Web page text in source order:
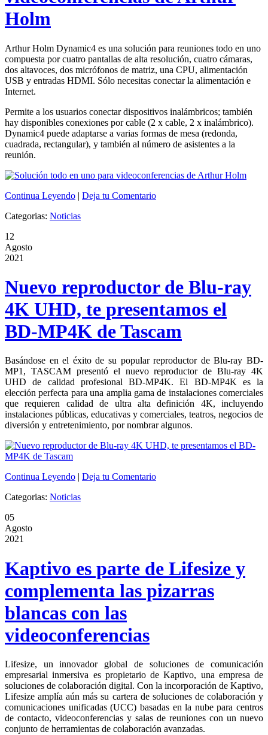
Holm
Arthur Holm Dynamic4 es una solución para reuniones todo en uno
compuesta por cuatro pantallas de alta resolución, cuatro cámaras,
dos altavoces, dos micrófonos de matriz, una CPU, alimentación
USB y entradas HDMI. Sólo necesitas conectar la alimentación e
Internet.
Permite a los usuarios conectar dispositivos inalámbricos; también
hay disponibles conexiones por cable (2 x cable, 2 x inalámbrico).
Dynamic4 puede adaptarse a varias formas de mesa (redonda,
cuadrada, rectangular), y también al número de asistentes a la
reunión.
Continua Leyendo | Deja tu Comentario
Categorias: Noticias
12
Agosto
2021
Nuevo reproductor de Blu-ray
4K UHD, te presentamos el
BD-MP4K de Tascam
Basándose en el éxito de su popular reproductor de Blu-ray BD-
MP1, TASCAM presentó el nuevo reproductor de Blu-ray 4K
UHD de calidad profesional BD-MP4K. El BD-MP4K es la
elección perfecta para una amplia gama de instalaciones comerciales
que requieren calidad de ultra alta definición 4K, incluyendo
instalaciones públicas, educativas y comerciales, teatros, negocios de
diversión y entretenimiento, por nombrar algunos.
Continua Leyendo | Deja tu Comentario
Categorias: Noticias
05
Agosto
2021
Kaptivo es parte de Lifesize y
complementa las pizarras
blancas con las
videoconferencias
Lifesize, un innovador global de soluciones de comunicación
empresarial inmersiva es propietario de Kaptivo, una empresa de
soluciones de colaboración digital. Con la incorporación de Kaptivo,
Lifesize amplía aún más su cartera de soluciones de colaboración y
comunicaciones unificadas (UCC) basadas en la nube para centros
de contacto, videoconferencias y salas de reuniones con un nuevo
conjunto de herramientas de colaboración avanzadas.